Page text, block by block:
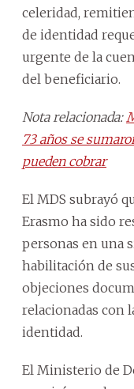
celeridad,
de identidad
urgente de la
del beneficiario.
Nota relacionada:
73 años se
pueden cobrar
El MDS subrayó
Erasmo ha sido
personas en una
habilitación de
objeciones
relacionadas con
identidad.
El Ministerio de